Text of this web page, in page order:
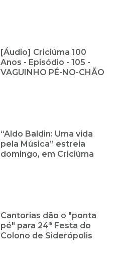
[Áudio] Criciúma 100
Anos - Episódio - 105 -
VAGUINHO PÉ-NO-CHÃO
“Aldo Baldin: Uma vida
pela Música” estreia
domingo, em Criciúma
Cantorias dão o "ponta
pé" para 24ª Festa do
Colono de Siderópolis